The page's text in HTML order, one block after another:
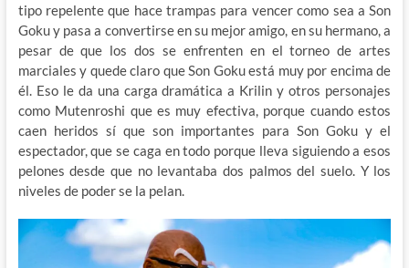
tipo repelente que hace trampas para vencer como sea a Son
Goku y pasa a convertirse en su mejor amigo, en su hermano, a
pesar de que los dos se enfrenten en el torneo de artes
marciales y quede claro que Son Goku está muy por encima de
él. Eso le da una carga dramática a Krilin y otros personajes
como Mutenroshi que es muy efectiva, porque cuando estos
caen heridos sí que son importantes para Son Goku y el
espectador, que se caga en todo porque lleva siguiendo a esos
pelones desde que no levantaba dos palmos del suelo. Y los
niveles de poder se la pelan.